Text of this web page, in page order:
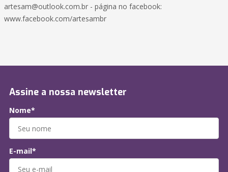
artesam@outlook.com.br - página no facebook:
www.facebook.com/artesambr
Assine a nossa newsletter
Nome*
E-mail*